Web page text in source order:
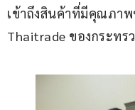
เข้าถึงสินค้าที่มีคุณภาพ
Thaitrade ของกระทร